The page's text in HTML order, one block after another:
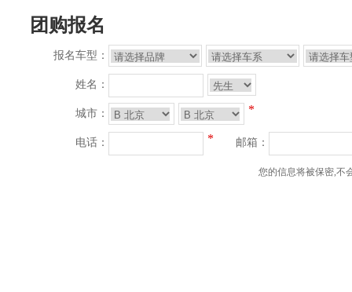
团购报名
报名车型：
姓名：
城市： *
电话： * 邮箱：
您的信息将被保密,不